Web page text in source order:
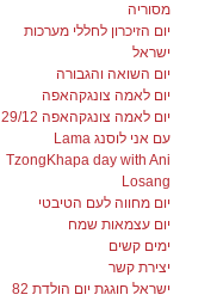
מסוריה
יום הזיכרון לחללי מערכות
ישראל
יום השואה והגבורה
יום לאמה צונגקהאפה
יום לאמה צונגקהאפה 29/12
עם אני לוסנג Lama
TzongKhapa day with Ani
Losang
יום מחווה לעם הטיבטי
יום עצמאות שמח
ימים קשים
יצירת קשר
ישראל חוגגת יום הולדת 82